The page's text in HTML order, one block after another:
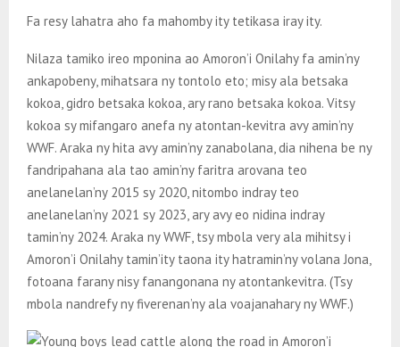
Fa resy lahatra aho fa mahomby ity tetikasa iray ity.
Nilaza tamiko ireo mponina ao Amoron’i Onilahy fa amin’ny
ankapobeny, mihatsara ny tontolo eto; misy ala betsaka
kokoa, gidro betsaka kokoa, ary rano betsaka kokoa. Vitsy
kokoa sy mifangaro anefa ny atontan-kevitra avy amin’ny
WWF. Araka ny hita avy amin’ny zanabolana, dia nihena be ny
fandripahana ala tao amin’ny faritra arovana teo
anelanelan’ny 2015 sy 2020, nitombo indray teo
anelanelan’ny 2021 sy 2023, ary avy eo nidina indray
tamin’ny 2024. Araka ny WWF, tsy mbola very ala mihitsy i
Amoron’i Onilahy tamin’ity taona ity hatramin’ny volana Jona,
fotoana farany nisy fanangonana ny atontankevitra. (Tsy
mbola nandrefy ny fiverenan’ny ala voajanahary ny WWF.)